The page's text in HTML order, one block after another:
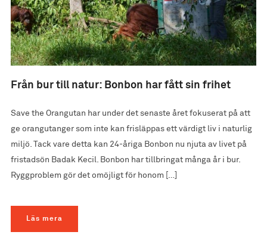
Från bur till natur: Bonbon har fått sin frihet
Save the Orangutan har under det senaste året fokuserat på att
ge orangutanger som inte kan frisläppas ett värdigt liv i naturlig
miljö. Tack vare detta kan 24-åriga Bonbon nu njuta av livet på
fristadsön Badak Kecil. Bonbon har tillbringat många år i bur.
Ryggproblem gör det omöjligt för honom […]
Läs mera